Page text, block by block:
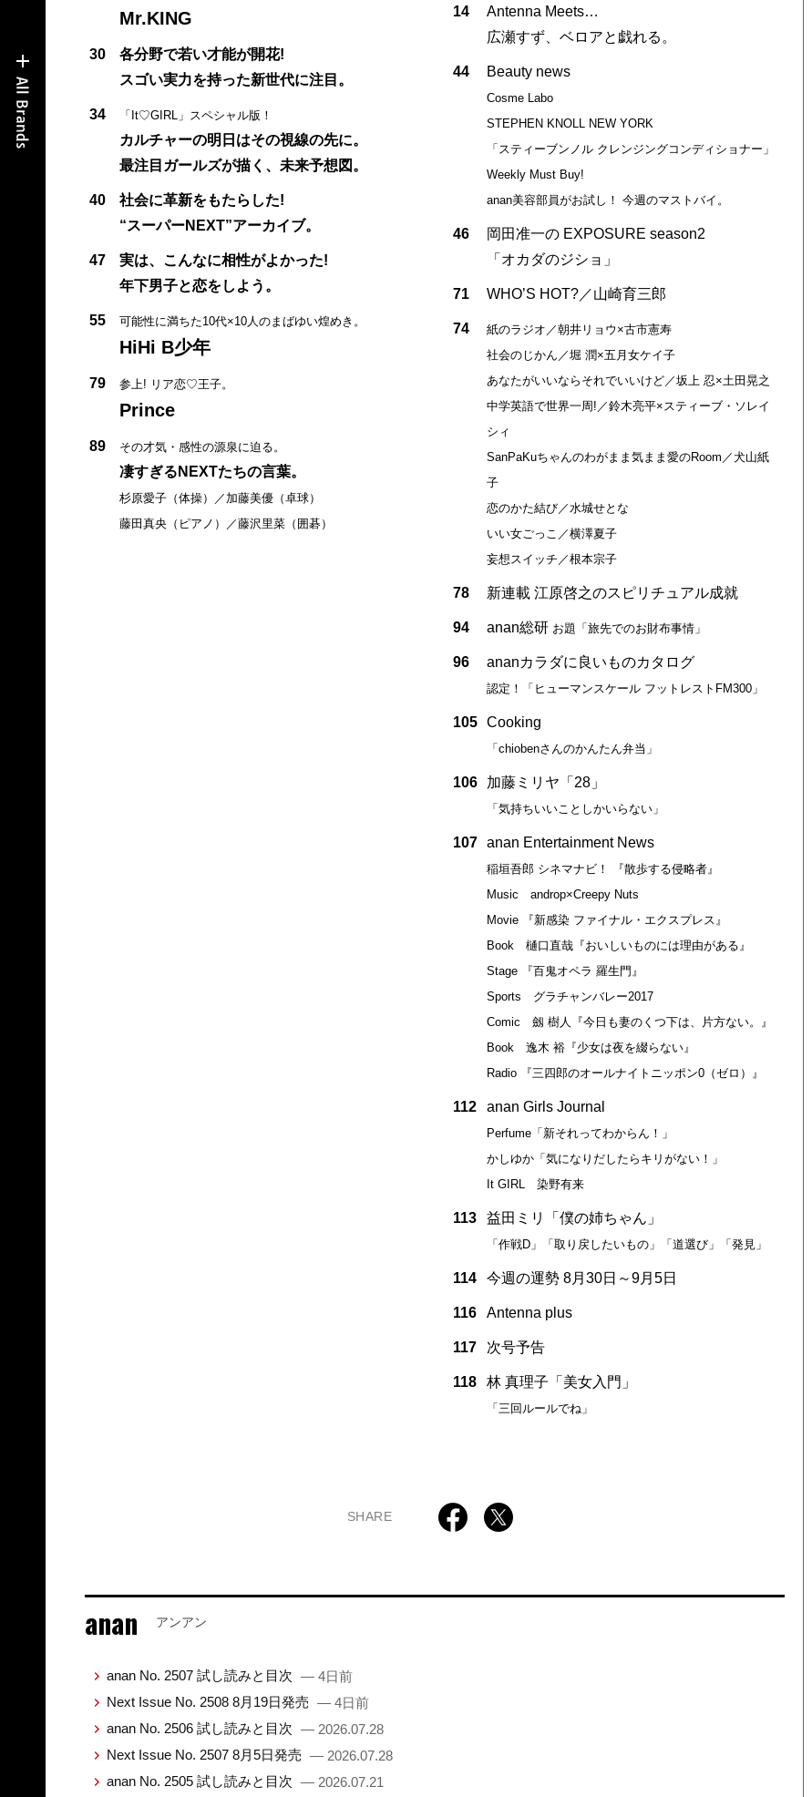
Mr.KING
30
各分野で若い才能が開花!
スゴい実力を持った新世代に注目。
34 「It♡GIRL」スペシャル版！
カルチャーの明日はその視線の先に。
最注目ガールズが描く、未来予想図。
40
社会に革新をもたらした!
“スーパーNEXT”アーカイブ。
47
実は、こんなに相性がよかった!
年下男子と恋をしよう。
55 可能性に満ちた10代×10人のまばゆい煌めき。
HiHi B少年
79 参上! リア恋♡王子。
Prince
89 その才気・感性の源泉に迫る。
凄すぎるNEXTたちの言葉。
杉原愛子（体操）／加藤美優（卓球）
藤田真央（ピアノ）／藤沢里菜（囲碁）
14
Antenna Meets…
広瀬すず、ベロアと戯れる。
44 Beauty news
Cosme Labo
STEPHEN KNOLL NEW YORK
「スティーブンノル クレンジングコンディショナー」
Weekly Must Buy!
anan美容部員がお試し！ 今週のマストバイ。
46
岡田准一の EXPOSURE season2
「オカダのジショ」
71 WHO’S HOT?／山崎育三郎
74
紙のラジオ／朝井リョウ×古市憲寿
社会のじかん／堀 潤×五月女ケイ子
あなたがいいならそれでいいけど／坂上 忍×土田晃之
中学英語で世界一周!／鈴木亮平×スティーブ・ソレイ
シィ
SanPaKuちゃんのわがまま気まま愛のRoom／犬山紙
子
恋のかた結び／水城せとな
いい女ごっこ／横澤夏子
妄想スイッチ／根本宗子
78 新連載 江原啓之のスピリチュアル成就
94 anan総研 お題「旅先でのお財布事情」
96 ananカラダに良いものカタログ
認定！「ヒューマンスケール フットレストFM300」
105 Cooking
「chiobenさんのかんたん弁当」
106 加藤ミリヤ「28」
「気持ちいいことしかいらない」
107 anan Entertainment News
稲垣吾郎 シネマナビ！ 『散歩する侵略者』
Music androp×Creepy Nuts
Movie 『新感染 ファイナル・エクスプレス』
Book 樋口直哉『おいしいものには理由がある』
Stage 『百鬼オペラ 羅生門』
Sports グラチャンバレー2017
Comic 劔 樹人『今日も妻のくつ下は、片方ない。』
Book 逸木 裕『少女は夜を綴らない』
Radio 『三四郎のオールナイトニッポン0（ゼロ）』
112 anan Girls Journal
Perfume「新それってわからん！」
かしゆか「気になりだしたらキリがない！」
It GIRL 染野有来
113 益田ミリ「僕の姉ちゃん」
「作戦D」「取り戻したいもの」「道選び」「発見」
114 今週の運勢 8月30日～9月5日
116 Antenna plus
117 次号予告
118 林 真理子「美女入門」
「三回ルールでね」
SHARE
anan アンアン
anan No. 2507 試し読みと目次 — 4日前
Next Issue No. 2508 8月19日発売 — 4日前
anan No. 2506 試し読みと目次 — 2026.07.28
Next Issue No. 2507 8月5日発売 — 2026.07.28
anan No. 2505 試し読みと目次 — 2026.07.21